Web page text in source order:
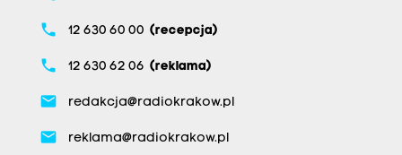
phone 12 630 60 00 (recepcja)
phone 12 630 62 06 (reklama)
email redakcja@radiokrakow.pl
email reklama@radiokrakow.pl